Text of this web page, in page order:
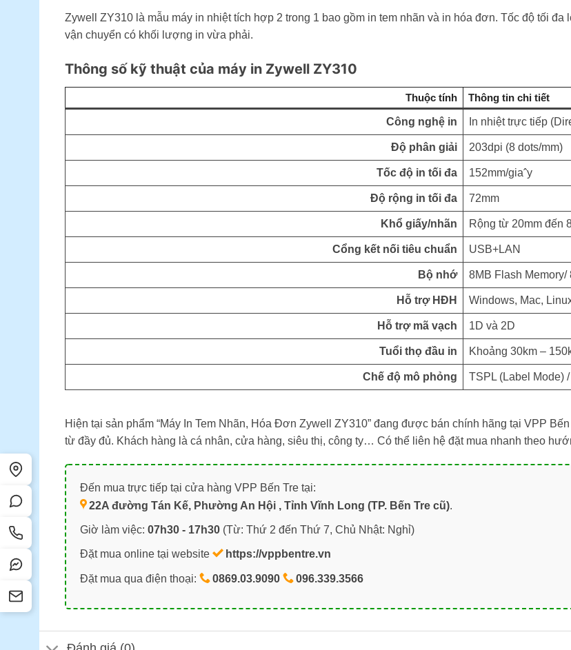
Zywell ZY310 là mẫu máy in nhiệt tích hợp 2 trong 1 bao gồm in tem nhãn và in hóa đơn. Tốc độ tối
vận chuyển có khối lượng in vừa phải.
Thông số kỹ thuật của máy in Zywell ZY310
Thuộc tính Thông tin chi tiết
Công nghệ in In nhiệt trực tiếp
Độ phân giải 203dpi (8 dots/mm)
Tốc độ in tối đa 152mm/giaˆy
Độ rộng in tối đa 72mm
Khổ giấy/nhãn Rộng từ 20mm đến
Cổng kết nối tiêu chuẩn USB+LAN
Bộ nhớ 8MB Flash Memory/
Hỗ trợ HĐH Windows, Mac,
Hỗ trợ mã vạch 1D và 2D
Tuổi thọ đầu in Khoảng 30km –
Chế độ mô phỏng TSPL (Label Mode)
Hiện tại sản phẩm “Máy In Tem Nhãn, Hóa Đơn Zywell ZY310” đang được bán chính hãng tại VPP
từ đầy đủ. Khách hàng là cá nhân, cửa hàng, siêu thị, công ty… Có thể liên hệ đặt mua nhanh theo
Đến mua trực tiếp tại cửa hàng VPP Bến Tre tại:
22A đường Tán Kế, Phường An Hội , Tỉnh Vĩnh Long (TP. Bến Tre cũ).
Giờ làm việc: 07h30 - 17h30(Từ: Thứ 2 đến Thứ 7, Chủ Nhật: Nghỉ)
Đặt mua online tại website https://vppbentre.vn
Đặt mua qua điện thoại: 0869.03.9090 096.339.3566